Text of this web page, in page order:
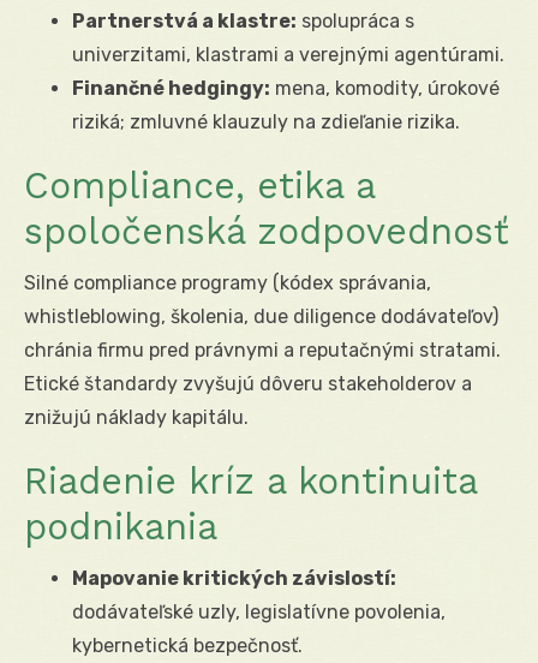
Partnerstvá a klastre: spolupráca s
univerzitami, klastrami a verejnými agentúrami.
Finančné hedgingy: mena, komodity, úrokové
riziká; zmluvné klauzuly na zdieľanie rizika.
Compliance, etika a
spoločenská zodpovednosť
Silné compliance programy (kódex správania,
whistleblowing, školenia, due diligence dodávateľov)
chránia firmu pred právnymi a reputačnými stratami.
Etické štandardy zvyšujú dôveru stakeholderov a
znižujú náklady kapitálu.
Riadenie kríz a kontinuita
podnikania
Mapovanie kritických závislostí:
dodávateľské uzly, legislatívne povolenia,
kybernetická bezpečnosť.